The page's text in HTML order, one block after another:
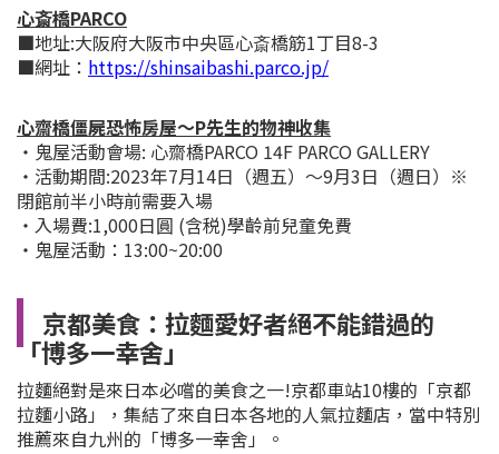
心斎橋PARCO
■地址:大阪府大阪市中央區心斎橋筋1丁目8-3
■網址： https://shinsaibashi.parco.jp/
心齋橋僵屍恐怖房屋～P先生的物神收集
・鬼屋活動會場: 心齋橋PARCO 14F PARCO GALLERY
・活動期間:2023年7月14日（週五）～9月3日（週日） ※
閉館前半小時前需要入場
・入場費:1,000日圓 (含税)學齡前兒童免費
・鬼屋活動：13:00~20:00
京都美食：拉麵愛好者絕不能錯過的
「博多一幸舍」
拉麵絕對是來日本必嚐的美食之一!京都車站10樓的「京都
拉麵小路」，集結了來自日本各地的人氣拉麵店，當中特別
推薦來自九州的「博多一幸舍」。